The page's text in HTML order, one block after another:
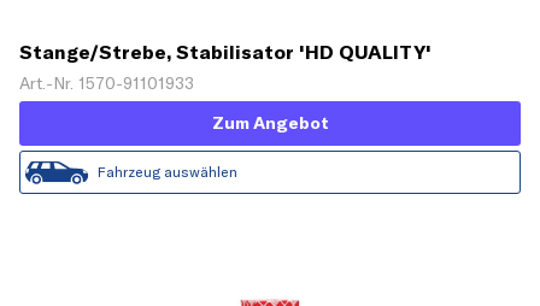
Stange/Strebe, Stabilisator 'HD QUALITY'
Art.-Nr. 1570-91101933
Zum Angebot
Fahrzeug auswählen